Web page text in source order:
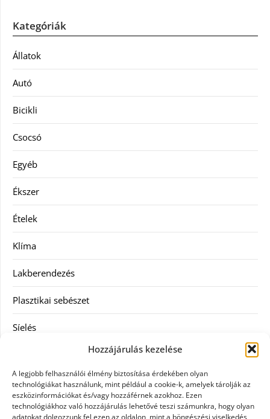
Hozzájárulás kezelése
A legjobb felhasználói élmény biztosítása érdekében olyan
technológiákat használunk, mint például a cookie-k, amelyek tárolják az
eszközinformációkat és/vagy hozzáférnek azokhoz. Ezen
technológiákhoz való hozzájárulás lehetővé teszi számunkra, hogy olyan
adatokat dolgozzunk fel ezen az oldalon, mint a böngészési viselkedés
Kategóriák
Állatok
Autó
Bicikli
Csocsó
Egyéb
Ékszer
Ételek
Klíma
Lakberendezés
Plasztikai sebészet
Síelés
Táskák
Vásárlás